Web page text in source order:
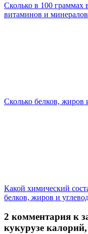
Сколько в 100 граммах
витаминов и
Сколько белков, жиров
Какой химический
белков, жиров и
2 комментария к
кукурузе